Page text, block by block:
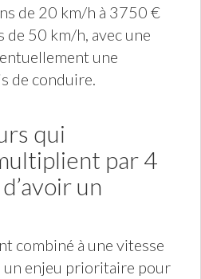
de 20 km/h à 3750 €
de 50 km/h, avec une
une
de conduire.
qui
par 4
un
combiné à une vitesse
un enjeu prioritaire pour